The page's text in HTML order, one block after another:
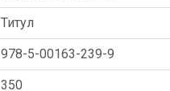
Титул
978-5-00163-239-9
350